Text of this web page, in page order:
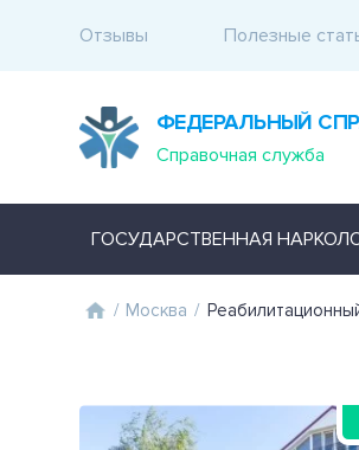
Отзывы Полезные
ФЕДЕРАЛЬНЫЙ
Справочная служба
ГОСУДАРСТВЕННАЯ
/ Москва /